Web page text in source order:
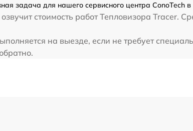
задача для нашего сервисного центра ConoTech
стоимость работ Тепловизора Tracer.
на выезде, если не требует